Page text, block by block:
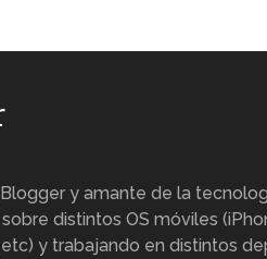
y amante de la
distintos OS móviles
y trabajando en distintos